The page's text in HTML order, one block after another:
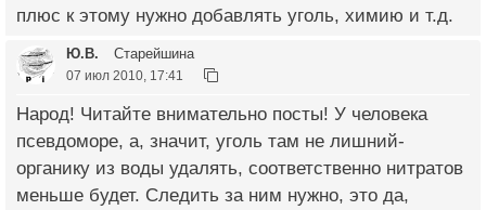
плюс к этому нужно добавлять уголь, химию и т.д.
Ю.В. Старейшина
07 июл 2010, 17:41
Народ! Читайте внимательно посты! У человека
псевдоморе, а, значит, уголь там не лишний-
органику из воды удалять, соответственно нитратов
меньше будет. Следить за ним нужно, это да,